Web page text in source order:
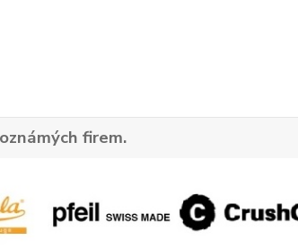
firem.